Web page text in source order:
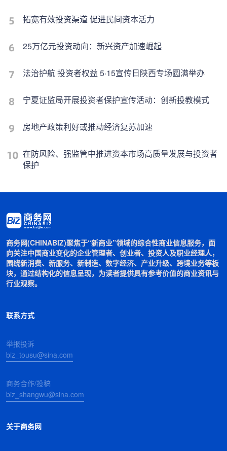
拓宽有效投资渠道 促进民间资本活力
25万亿元投资动向：新兴资产加速崛起
法治护航 投资者权益 5·15宣传日陕西专场圆满举办
宁夏证监局开展投资者保护宣传活动：创新投教模式
房地产政策利好或推动经济复苏加速
在防风险、强监管中推进资本市场高质量发展与投资者
保护
商务网(CHINABIZ)聚焦于“新商业”领域的综合性商业信息服务，面
向关注中国商业变化的企业管理者、创业者、投资人及职业经理人，
围绕新消费、新服务、新制造、数字经济、产业升级、跨境业务等板
块，通过结构化的信息呈现，为读者提供具有参考价值的商业资讯与
行业观察。
联系方式
举报投诉
biz_tousu@sina.com
商务合作/投稿
biz_shangwu@sina.com
关于商务网